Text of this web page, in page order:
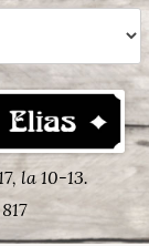
la 10-13.